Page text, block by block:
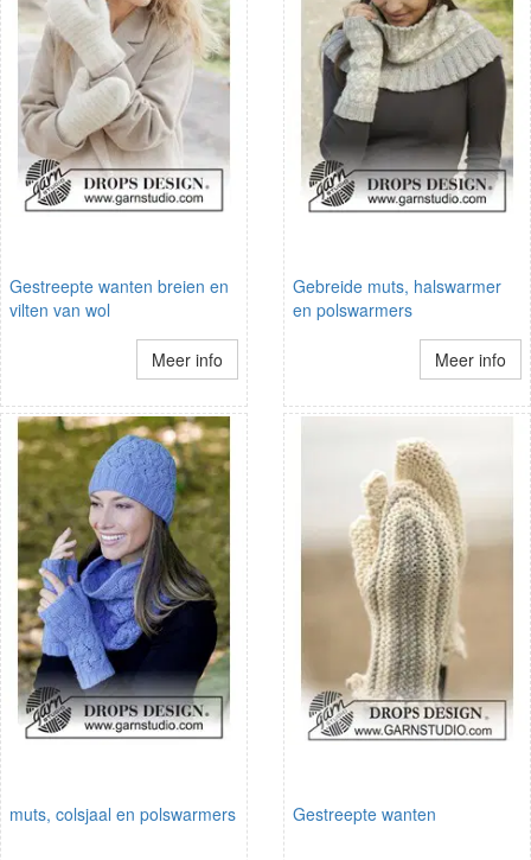
Gestreepte wanten breien en
vilten van wol
Meer info
Gebreide muts, halswarmer
en polswarmers
Meer info
muts, colsjaal en polswarmers Gestreepte wanten